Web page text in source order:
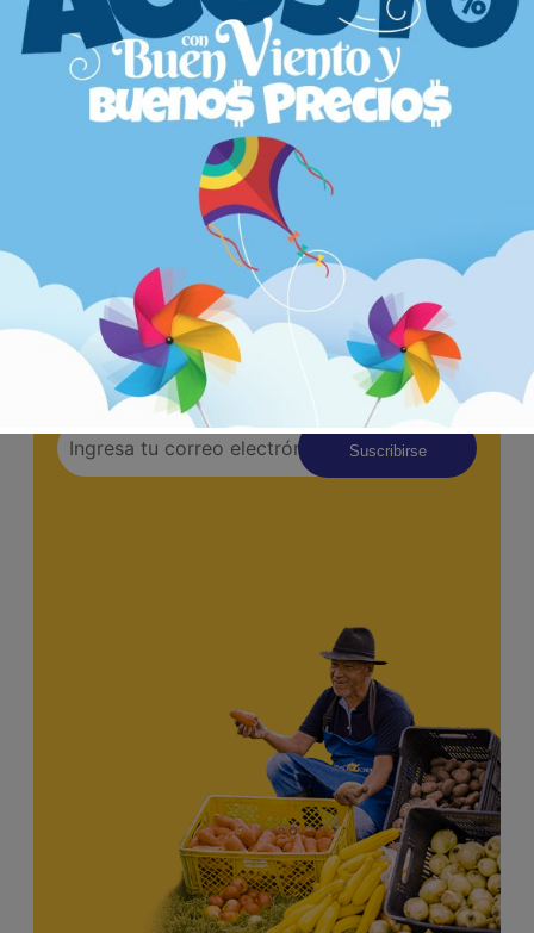
11.1. Estos términos y condiciones se rigen por las leyes de
Colombia
11.2. Cualquier controversia derivada de estos términos será
sometida a los tribunales competentes de Colombia
Gracias por elegir Mercacentro S.A.S. para sus compras.
¡No te pierdas ninguna
actualización! Suscríbete
ahora!
¡Únete a nuestra comunidad hoy mismo y sé el
primero en recibir nuestras últimas novedades,
promociones y contenidos exclusivos! Suscríbete
ahora y no te pierdas nada.
Suscribirse